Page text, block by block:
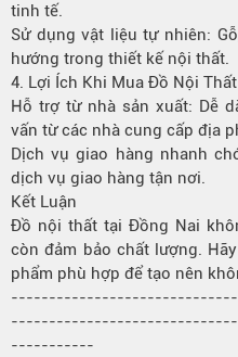
tinh tế.
Sử dụng vật liệu tự nhiên:
hướng trong thiết kế nội thất.
4. Lợi Ích Khi Mua Đồ Nội
Hỗ trợ từ nhà sản xuất: Dễ
vấn từ các nhà cung cấp địa
Dịch vụ giao hàng nhanh
dịch vụ giao hàng tận nơi.
Kết Luận
Đồ nội thất tại Đồng Nai
còn đảm bảo chất lượng.
phẩm phù hợp để tạo nên
-----------